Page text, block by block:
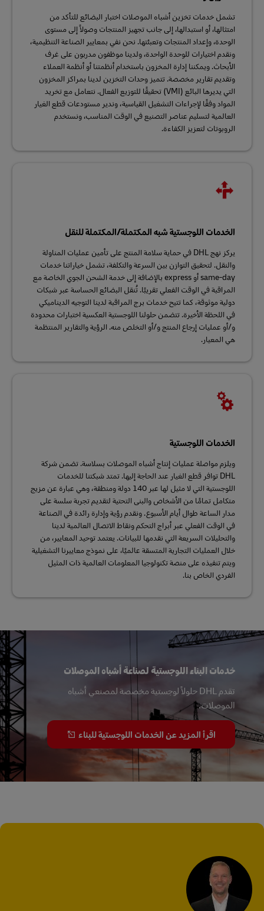
تشمل خدمات تخزين أشباه الموصلات اختبار البضائع للتأكد من
امتثالها، أو استبدالها، إلى جانب تجهيز المنتجات وصولاً إلى مستوى
الوحدة، وإعداد المنتجات وتعبئتها. نحن نفي بمعايير الصناعة التنظيمية،
ونقدم اختيارات للوحدة الواحدة، ولدينا موظفون مدربون على غرف
الأبحاث. ويمكننا إدارة المخزون باستخدام أنظمتنا أو أنظمة العملاء
وتقديم تقارير مخصصة. تتميز وحدات التخزين لدينا بمراكز المخزون
التي يديرها البائع (VMI) تحقيقًا للتوزيع الفعال. نتعامل مع تخريد
المواد وفقًا لإجراءات التشغيل القياسية، وندير مستودعات قطع الغيار
العالمية لتسليم عناصر التصنيع في الوقت المناسب، ونستخدم
الروبوتات لتعزيز الكفاءة.
الخدمات اللوجستية شبه المكتملة/المكتملة للنقل
يركز نهج DHL في حماية سلامة المنتج على تأمين عمليات المناولة
والنقل. لتحقيق التوازن بين السرعة والتكلفة، تشمل خياراتنا خدمات
same-day أو express بالإضافة إلى خدمة الشحن الجوي الخاصة مع
المراقبة في الوقت الفعلي تقريبًا. تُنقل البضائع الحساسة عبر شبكات
دولية موثوقة، كما تتيح خدمات برج المراقبة لدينا التوجيه الديناميكي
في اللحظة الأخيرة. تتضمن حلولنا اللوجستية العكسية اختبارات محدودة
و/أو عمليات إرجاع المنتج و/أو التخلص منه. الرؤية والتقارير المنتظمة
هي المعيار.
الخدمات اللوجستية
ويلزم مواصلة عمليات إنتاج أشباه الموصلات بسلاسة. تضمن شركة
DHL توافر قطع الغيار عند الحاجة إليها. تمتد شبكتنا للخدمات
اللوجستية التي لا مثيل لها عبر 140 دولة ومنطقة، وهي عبارة عن مزيج
متكامل تمامًا من الأشخاص والبنى التحتية لتقديم تجربة سلسة على
مدار الساعة طوال أيام الأسبوع. ونقدم رؤية وإدارة رائدة في الصناعة
في الوقت الفعلي عبر أبراج التحكم ونقاط الاتصال العالمية لدينا
والتحليلات السريعة التي نقدمها للبيانات. يعتمد توحيد المعايير، من
خلال العمليات التجارية المتسقة عالميًا، على نموذج معاييرنا التشغيلية
ويتم تنفيذه على منصة تكنولوجيا المعلومات العالمية ذات المثيل
الفردي الخاص بنا.
خدمات البناء اللوجستية لصناعة أشباه الموصلات
تقدم DHL حلولاً لوجستية مخصصة لمصنعي أشباه
الموصلات.
اقرأ المزيد عن الخدمات اللوجستية للبناء